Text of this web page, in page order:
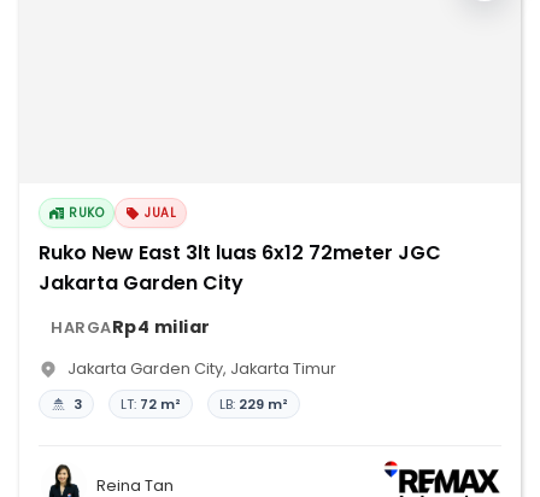
RUKO JUAL
Ruko New East 3lt luas 6x12 72meter JGC
Jakarta Garden City
HARGARp4 miliar
Jakarta Garden City, Jakarta Timur
3 LT: 72 m² LB: 229 m²
Reina Tan